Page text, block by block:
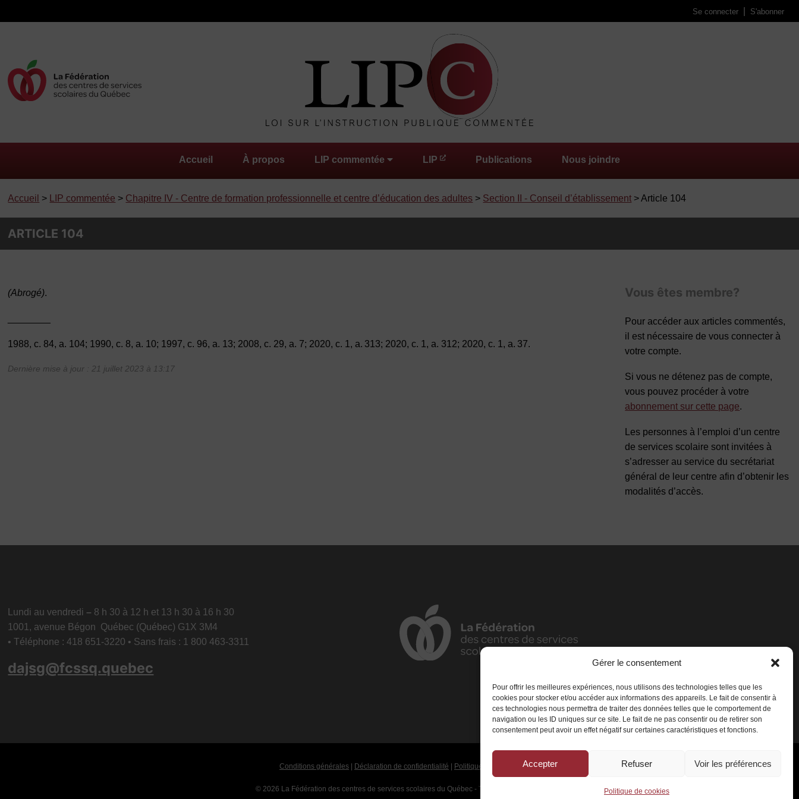
Gérer le consentement
Pour offrir les meilleures expériences, nous utilisons des technologies telles que les
cookies pour stocker et/ou accéder aux informations des appareils. Le fait de consentir à
ces technologies nous permettra de traiter des données telles que le comportement de
navigation ou les ID uniques sur ce site. Le fait de ne pas consentir ou de retirer son
consentement peut avoir un effet négatif sur certaines caractéristiques et fonctions.
Accepter Refuser Voir les préférences
Politique de cookies
Se connecter S'abonner
Accueil À propos LIP commentée LIP Publications Nous joindre
Accueil > LIP commentée > Chapitre IV - Centre de formation professionnelle et centre d’éducation des adultes > Section II - Conseil d’établissement > Article 104
ARTICLE 104
(Abrogé).
1988, c. 84, a. 104; 1990, c. 8, a. 10; 1997, c. 96, a. 13; 2008, c. 29, a. 7; 2020, c. 1, a. 313; 2020, c. 1, a. 312; 2020, c. 1, a. 37.
Dernière mise à jour : 21 juillet 2023 à 13:17
Vous êtes membre?
Pour accéder aux articles commentés,
il est nécessaire de vous connecter à
votre compte.
Si vous ne détenez pas de compte,
vous pouvez procéder à votre
abonnement sur cette page.
Les personnes à l’emploi d’un centre
de services scolaire sont invitées à
s’adresser au service du secrétariat
général de leur centre afin d’obtenir les
modalités d’accès.
Lundi au vendredi– 8 h 30 à 12 h et 13 h 30 à 16 h 30
1001, avenue Bégon Québec (Québec) G1X 3M4
• Téléphone : 418 651-3220 • Sans frais : 1 800 463-3311
dajsg@fcssq.quebec
Conditions générales| Déclaration de confidentialité Politique de cookies
© 2026 La Fédération des centres de services scolaires du Québec - Tous droits réservés